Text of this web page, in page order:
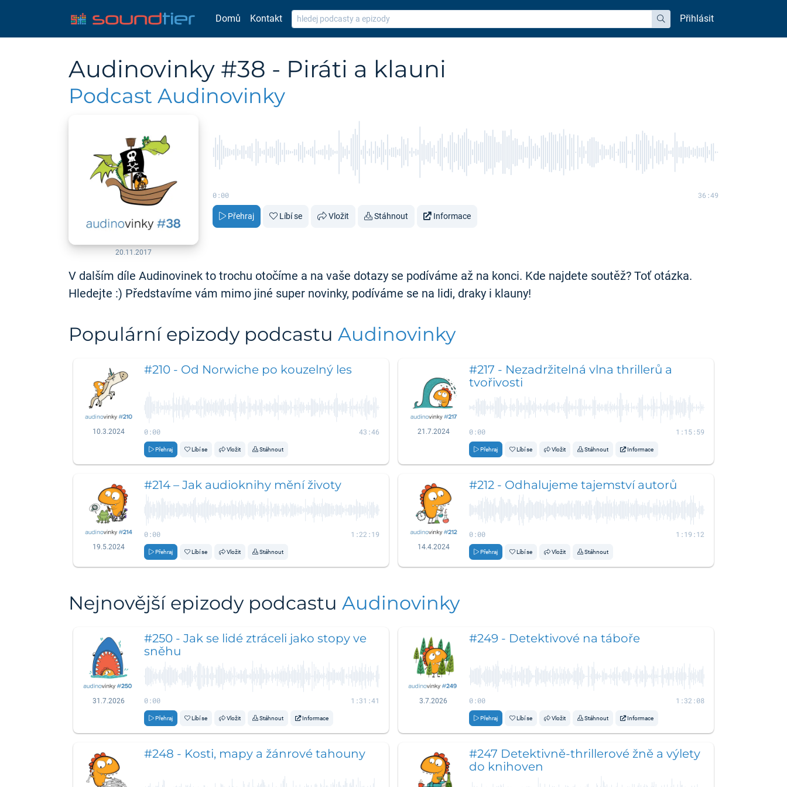
Domů Kontakt
hledat
Přihlásit
Audinovinky #38 - Piráti a klauni
Podcast Audinovinky
20.11.2017
0:00 36:49
Přehraj Líbí se Vložit Stáhnout Informace
V dalším díle Audinovinek to trochu otočíme a na vaše dotazy se podíváme až na konci. Kde najdete soutěž? Toť otázka.
Hledejte :) Představíme vám mimo jiné super novinky, podíváme se na lidi, draky i klauny!
Populární epizody podcastu Audinovinky
10.3.2024
#210 - Od Norwiche po kouzelný les
0:00 43:46
Přehraj Líbí se Vložit Stáhnout
21.7.2024
#217 - Nezadržitelná vlna thrillerů a
tvořivosti
0:00 1:15:59
Přehraj Líbí se Vložit Stáhnout Informace
19.5.2024
#214 – Jak audioknihy mění životy
0:00 1:22:19
Přehraj Líbí se Vložit Stáhnout
14.4.2024
#212 - Odhalujeme tajemství autorů
0:00 1:19:12
Přehraj Líbí se Vložit Stáhnout
Nejnovější epizody podcastu Audinovinky
31.7.2026
#250 - Jak se lidé ztráceli jako stopy ve
sněhu
0:00 1:31:41
Přehraj Líbí se Vložit Stáhnout Informace
3.7.2026
#249 - Detektivové na táboře
0:00 1:32:08
Přehraj Líbí se Vložit Stáhnout Informace
#248 - Kosti, mapy a žánrové tahouny
#247 Detektivně-thrillerové žně a výlety
do knihoven